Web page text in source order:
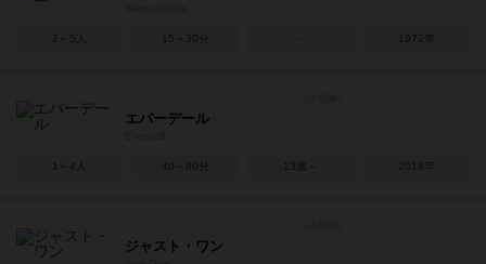
2～5人 15～30分 1972年
エバーデール
1～4人 40～80分 13歳～ 2018年
ジャスト・ワン